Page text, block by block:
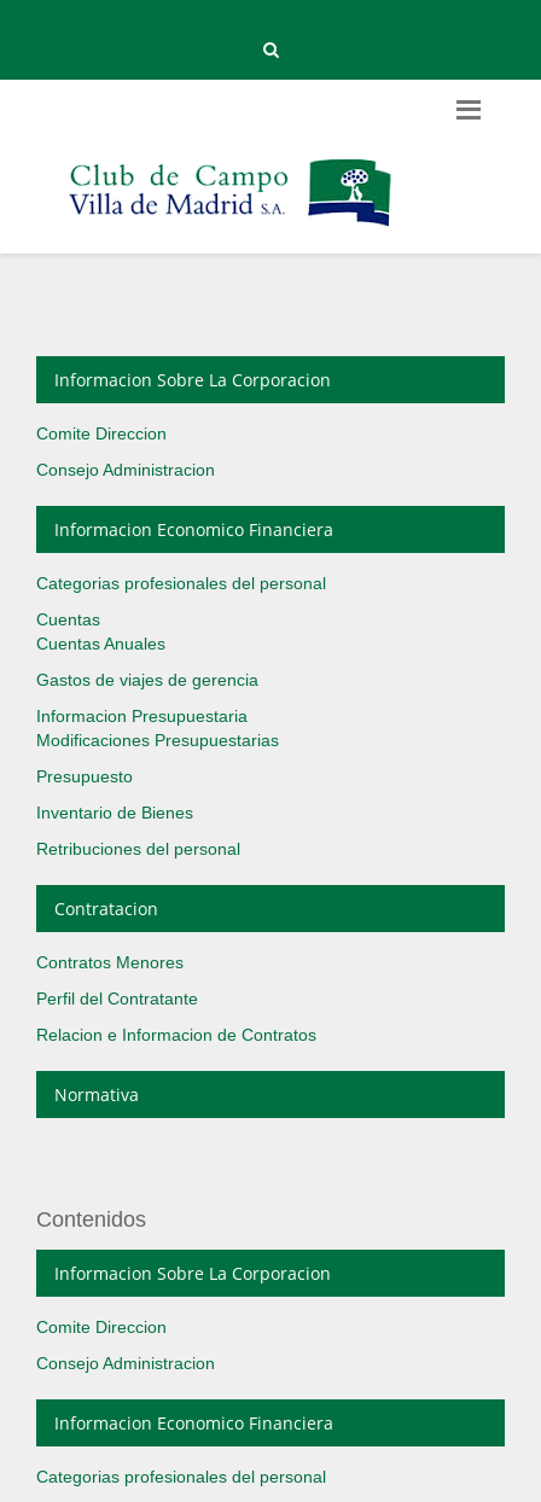
Informacion Sobre La Corporacion
Comite Direccion
Consejo Administracion
Informacion Economico Financiera
Categorias profesionales del personal
Cuentas
Cuentas Anuales
Gastos de viajes de gerencia
Informacion Presupuestaria
Modificaciones Presupuestarias
Presupuesto
Inventario de Bienes
Retribuciones del personal
Contratacion
Contratos Menores
Perfil del Contratante
Relacion e Informacion de Contratos
Normativa
Contenidos
Informacion Sobre La Corporacion
Comite Direccion
Consejo Administracion
Informacion Economico Financiera
Categorias profesionales del personal